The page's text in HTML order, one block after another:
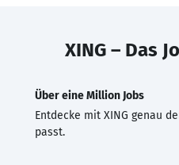
XING – Das
Über eine Million Jobs
Entdecke mit XING genau
passt.